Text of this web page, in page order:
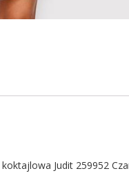
Judit 259952